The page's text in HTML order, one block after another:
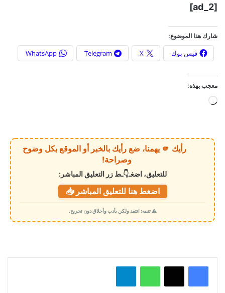
[ad_2]
شارك هذا الموضوع:
فيس بوك X
Telegram
WhatsApp
معجب بهذه:
ي
م
ي
رأيك 🫵 يهمنا، ضع رأيك بالخبر أو الموقع بكل وضوح
وصراحة!
للتعليق، اضغـ👇ـط زر التعليق المباشر:
اضغط هنا للتعليق المباشر 📥
⚠️ تنبيه: انتقد ولكن بأدب وأخلاق دون تجريح.
واتساب